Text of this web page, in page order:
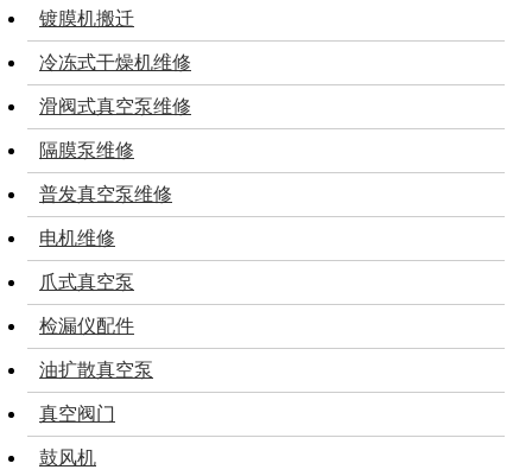
镀膜机搬迁
冷冻式干燥机维修
滑阀式真空泵维修
隔膜泵维修
普发真空泵维修
电机维修
爪式真空泵
检漏仪配件
油扩散真空泵
真空阀门
鼓风机